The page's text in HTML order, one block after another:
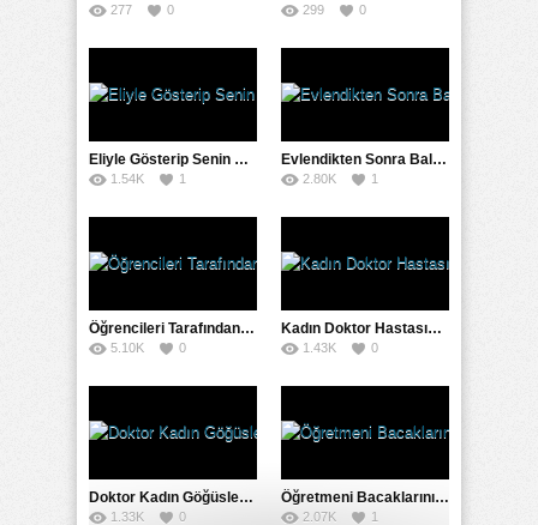
277 0 299 0
Eliyle Gösterip Senin Porno Filmini Çekeceğim Diyor
1.54K 1
Evlendikten Sonra Baldız Evden Ayrılmıyor
2.80K 1
Öğrencileri Tarafından Çorabı Zorla Yırtılan Öğretmen Çığlık Atıyor
5.10K 0
Kadın Doktor Hastasını En İyi Şekilde Nasıl Sikerim Diye Düşünüyor
1.43K 0
Doktor Kadın Göğüslerini İyice Açmış Bakmamak Elde Değil
1.33K 0
Öğretmeni Bacaklarını Ayıra Ayıra Girme Diye Bağırsada Nafile
2.07K 1